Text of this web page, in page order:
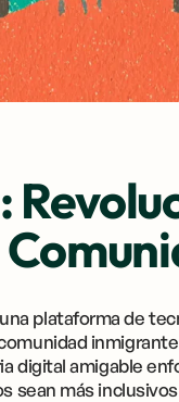
plataforma de
digital amigable
sean más